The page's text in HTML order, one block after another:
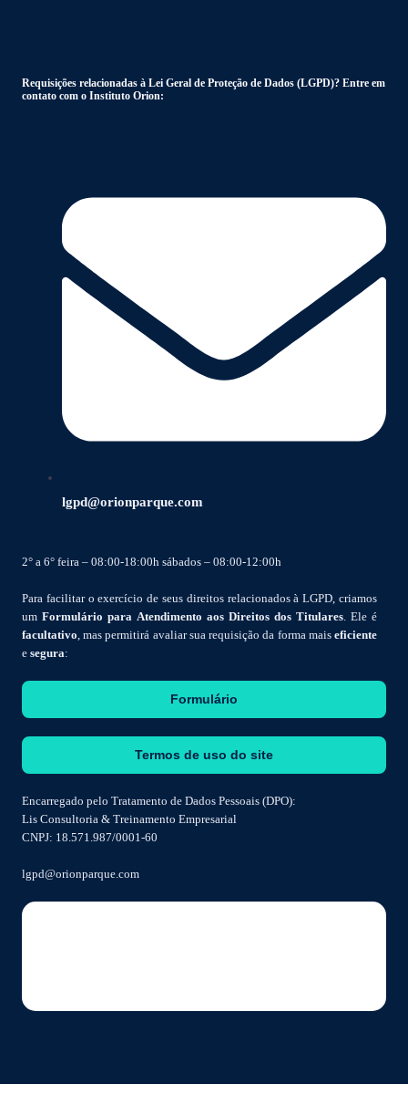
Requisições relacionadas à Lei Geral de Proteção de Dados (LGPD)? Entre em
contato com o Instituto Orion:
lgpd@orionparque.com
2° a 6° feira – 08:00-18:00h sábados – 08:00-12:00h
Para facilitar o exercício de seus direitos relacionados à LGPD, criamos
um Formulário para Atendimento aos Direitos dos Titulares. Ele é
facultativo, mas permitirá avaliar sua requisição da forma mais eficiente
e segura:
Formulário
Termos de uso do site
Encarregado pelo Tratamento de Dados Pessoais (DPO):
Lis Consultoria & Treinamento Empresarial
CNPJ: 18.571.987/0001-60
lgpd@orionparque.com